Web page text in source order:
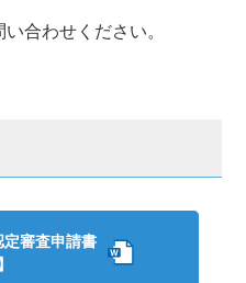
合わせください。
審査申請書